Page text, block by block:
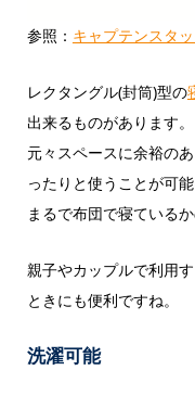
参照： キャプテンスタ
レクタングル(封筒)型の
出来るものがあります。
元々スペースに余裕の
ったりと使うことが可能
まるで布団で寝ている
親子やカップルで利用
ときにも便利ですね。
洗濯可能